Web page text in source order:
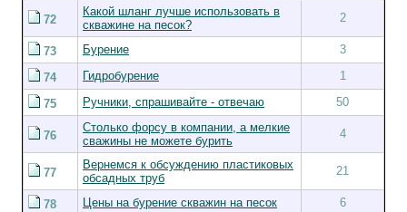
72
Какой шланг лучше использовать в
скважине на песок?
2
73 Бурение 3
74 Гидробурение 1
75 Ручники, спрашивайте - отвечаю 50
76
Столько форсу в компании, а мелкие
сважины не можете бурить
4
77
Вернемся к обсуждению пластиковых
обсадных труб
21
78 Цены на бурение скважин на песок 6